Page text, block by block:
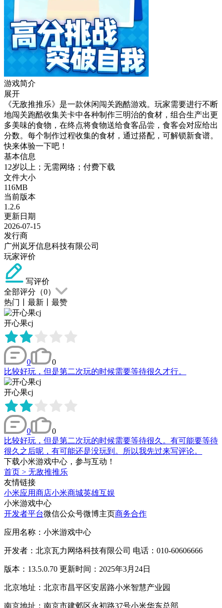
游戏简介
展开
《无敌推推乐》是一款休闲闯关跑酷游戏。玩家需要进行不断
地闯关跑酷收集关卡中各种制作三明治的食材，组合生产出更
多美味的食物，在终点将食物送给食客品尝，食客会对应给出
分数。每个制作过程收集的食材，通过搭配，可解锁新食谱。
快来体验一下吧！
基本信息
12岁以上；无需网络；付费下载
文件大小
116MB
当前版本
1.2.6
更新日期
2026-07-15
发行商
广州岚牙信息科技有限公司
玩家评价
写评价
全部评分（0）
热门
最新 最赞
开心果cj
0
0
比较好玩，但是第二次玩的时候需要等待很久才行。
开心果cj
0
0
比较好玩，但是第二次玩的时候需要等待很久。有可能要等待
很久之后呢，有可能还是没玩到。所以我先过来写评论。
下载小米游戏中心，参与互动！
首页 > 无敌推推乐
友情链接
小米应用商店小米商城英雄互娱
小米游戏中心
开发者平台微信公众号微博主页商务合作
应用名称：小米游戏中心
开发者：北京瓦力网络科技有限公司 电话：010-60606666
版本：13.5.0.70 更新时间：2025年3月24日
北京地址：北京市昌平区安居路小米智慧产业园
南京地址：南京市建邺区永初路37号小米华东总部